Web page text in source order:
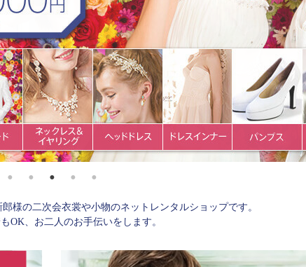
様の二次会衣裳や小物のネットレンタルショップです。
OK、お二人のお手伝いをします。